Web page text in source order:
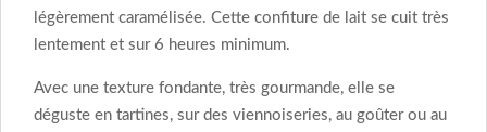
légèrement caramélisée. Cette confiture de lait se cuit très
lentement et sur 6 heures minimum.
Avec une texture fondante, très gourmande, elle se
déguste en tartines, sur des viennoiseries, au goûter ou au